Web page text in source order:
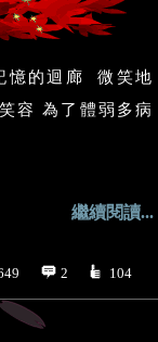
憶的迴廊 微笑地
容 為了體弱多病
繼續閱讀...
2 104